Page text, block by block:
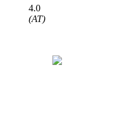
4.0
(AT)